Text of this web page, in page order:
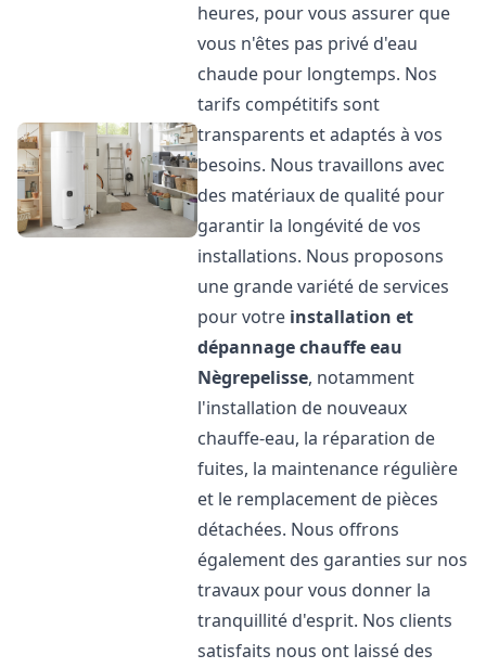
heures, pour vous assurer que
vous n'êtes pas privé d'eau
chaude pour longtemps. Nos
tarifs compétitifs sont
transparents et adaptés à vos
besoins. Nous travaillons avec
des matériaux de qualité pour
garantir la longévité de vos
installations. Nous proposons
une grande variété de services
pour votre installation et
dépannage chauffe eau
Nègrepelisse, notamment
l'installation de nouveaux
chauffe-eau, la réparation de
fuites, la maintenance régulière
et le remplacement de pièces
détachées. Nous offrons
également des garanties sur nos
travaux pour vous donner la
tranquillité d'esprit. Nos clients
satisfaits nous ont laissé des